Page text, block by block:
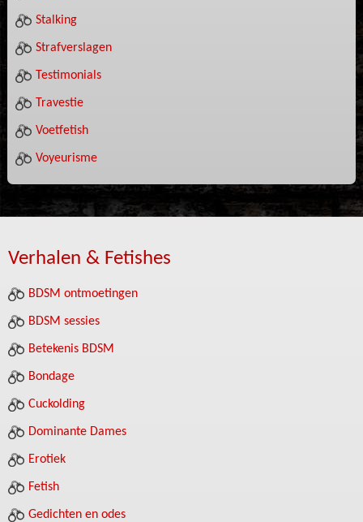
Stalking
Strafverslagen
Testimonials
Travestie
Voetfetish
Voyeurisme
Verhalen & Fetishes
BDSM ontmoetingen
BDSM sessies
Betekenis BDSM
Bondage
Cuckolding
Dominante Dames
Erotiek
Fetish
Gedichten en odes